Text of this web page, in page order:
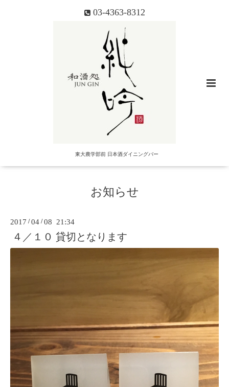
03-4363-8312
東大農学部前 日本酒ダイニングバー
お知らせ
2017 /04 /08 21:34
４／１０ 貸切となります